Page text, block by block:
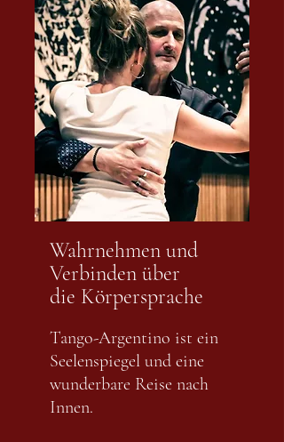
Wahrnehmen und
Verbinden über
die Körpersprache
Tango-Argentino ist ein
Seelenspiegel und eine
wunderbare Reise nach
Innen.